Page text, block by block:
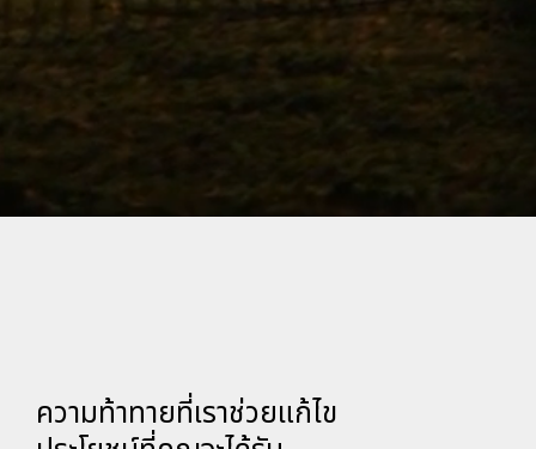
ความท้าทายที่เราช่วยแก้ไข